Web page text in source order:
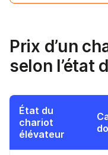
Prix d’un
selon l’état
État du
chariot
élévateur